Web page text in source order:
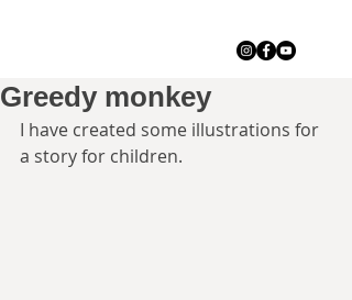
Greedy monkey
I have created some illustrations for
a story for children.